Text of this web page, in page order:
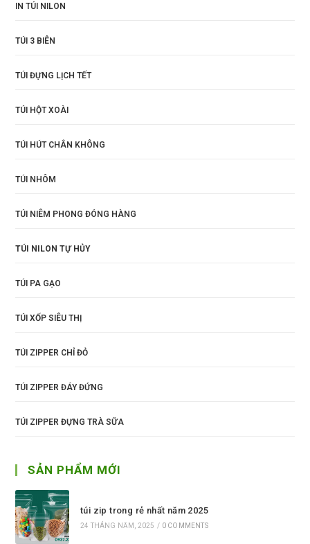
IN TÚI NILON
TÚI 3 BIÊN
TÚI ĐỰNG LỊCH TẾT
TÚI HỘT XOÀI
TÚI HÚT CHÂN KHÔNG
TÚI NHÔM
TÚI NIÊM PHONG ĐÓNG HÀNG
TÚI NILON TỰ HỦY
TÚI PA GẠO
TÚI XỐP SIÊU THỊ
TÚI ZIPPER CHỈ ĐỎ
TÚI ZIPPER ĐÁY ĐỨNG
TÚI ZIPPER ĐỰNG TRÀ SỮA
SẢN PHẨM MỚI
túi zip trong rẻ nhất năm 2025
24 THÁNG NĂM, 2025 / 0 COMMENTS